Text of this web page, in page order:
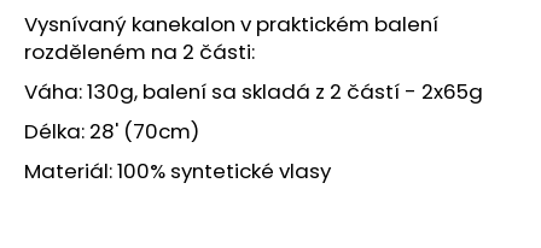
hvězdiček.
Vysnívaný kanekalon v praktickém balení
rozděleném na 2 části:
Váha: 130g, balení sa skladá z 2 částí - 2x65g
Délka: 28' (70cm)
Materiál: 100% syntetické vlasy
HLEDAT
D